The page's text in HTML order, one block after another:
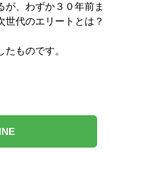
、わずか３０年前ま
代のエリートとは？
ものです。